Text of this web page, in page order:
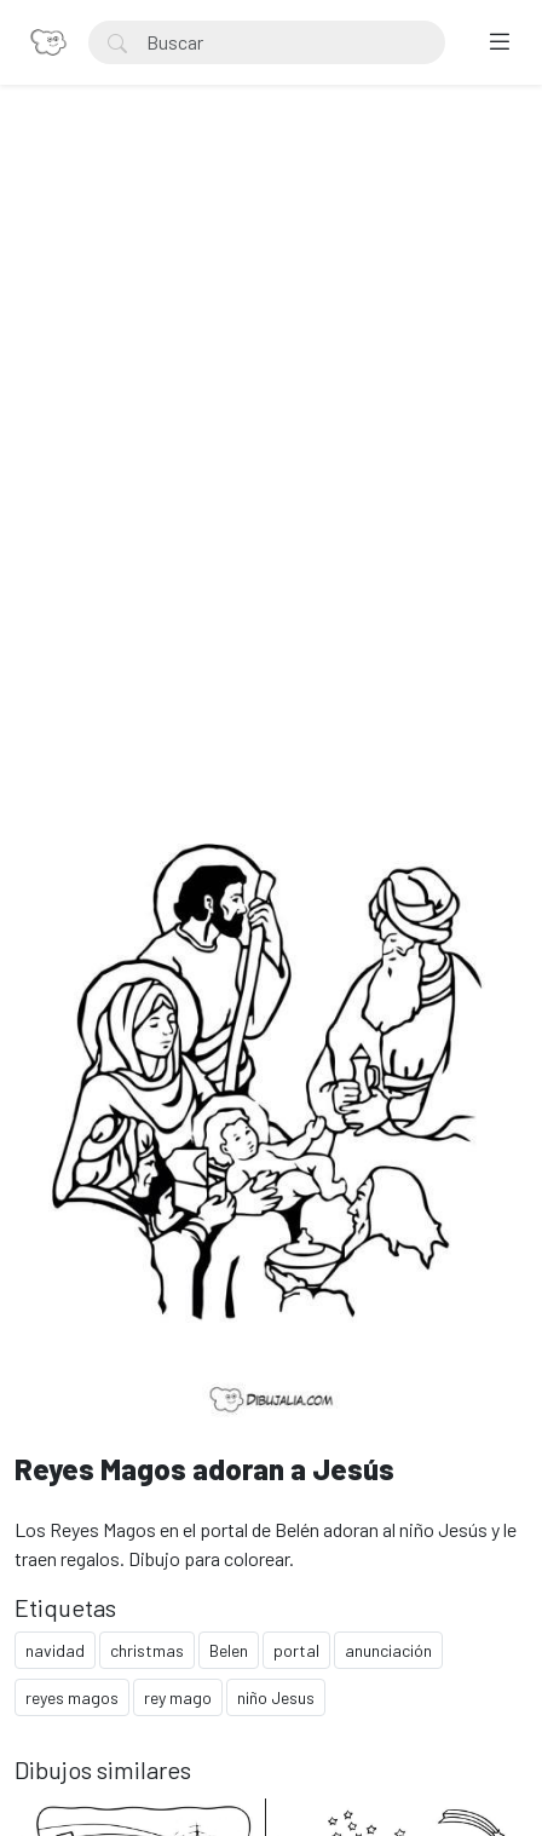
Reyes Magos adoran a Jesús
Los Reyes Magos en el portal de Belén adoran al niño Jesús y le
traen regalos. Dibujo para colorear.
Etiquetas
navidad christmas Belen portal anunciación
reyes magos rey mago niño Jesus
Dibujos similares